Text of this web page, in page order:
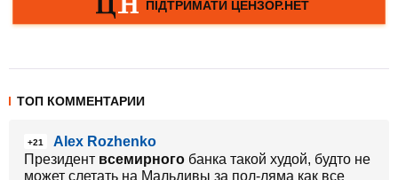
ТОП КОММЕНТАРИИ
+21
Alex Rozhenko
Президент всемирного банка такой худой, будто не
может слетать на Мальдивы за пол-ляма как все